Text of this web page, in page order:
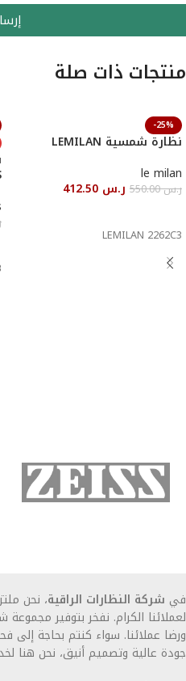
منتجات ذات صلة
-25%
نظارة شمسية LEMILAN
le milan
ر.س550.00 ر.س
LEMILAN 2262C3
في شركة النظارات الراقية، نحن
لعملائنا الكرام. نفخر بتوفير
ورضا عملائنا. سواء كنتم بحاجة إلى
جودة عالية وتصميم أنيق، نحن هنا